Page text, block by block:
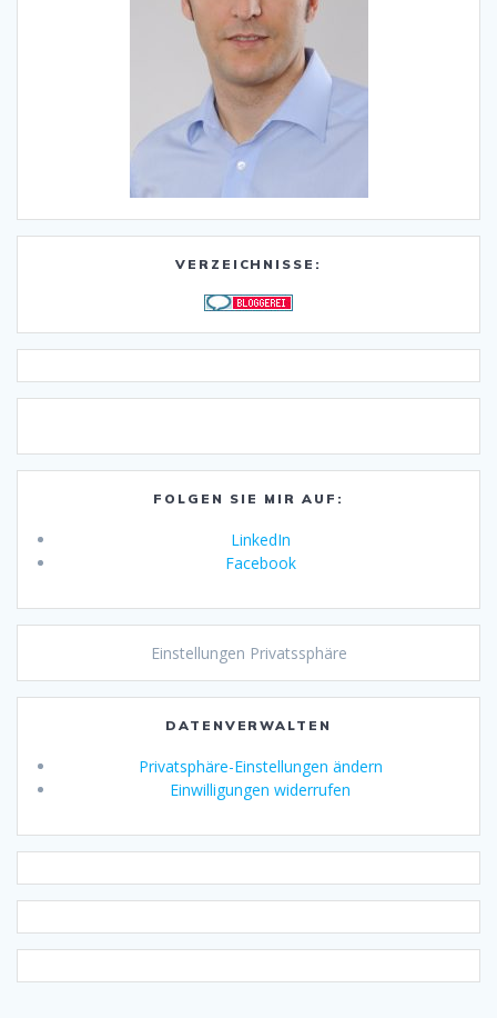
VERZEICHNISSE:
FOLGEN SIE MIR AUF:
LinkedIn
Facebook
Einstellungen Privatssphäre
DATENVERWALTEN
Privatsphäre-Einstellungen ändern
Einwilligungen widerrufen